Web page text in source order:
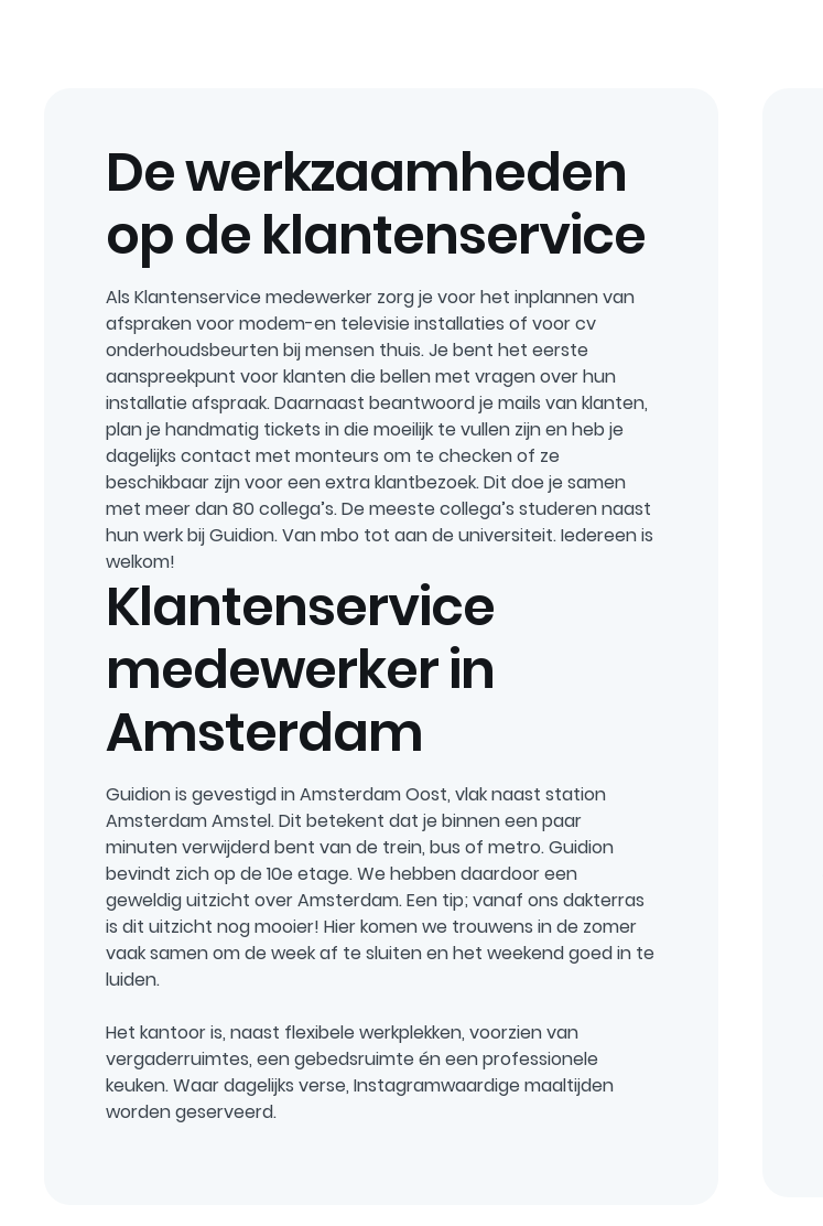
De werkzaamheden
op de klantenservice
Als Klantenservice medewerker zorg je voor het inplannen van
afspraken voor modem-en televisie installaties of voor cv
onderhoudsbeurten bij mensen thuis. Je bent het eerste
aanspreekpunt voor klanten die bellen met vragen over hun
installatie afspraak. Daarnaast beantwoord je mails van klanten,
plan je handmatig tickets in die moeilijk te vullen zijn en heb je
dagelijks contact met monteurs om te checken of ze
beschikbaar zijn voor een extra klantbezoek. Dit doe je samen
met meer dan 80 collega’s. De meeste collega’s studeren naast
hun werk bij Guidion. Van mbo tot aan de universiteit. Iedereen is
welkom!
Klantenservice
medewerker in
Amsterdam
Guidion is gevestigd in Amsterdam Oost, vlak naast station
Amsterdam Amstel. Dit betekent dat je binnen een paar
minuten verwijderd bent van de trein, bus of metro. Guidion
bevindt zich op de 10e etage. We hebben daardoor een
geweldig uitzicht over Amsterdam. Een tip; vanaf ons dakterras
is dit uitzicht nog mooier! Hier komen we trouwens in de zomer
vaak samen om de week af te sluiten en het weekend goed in te
luiden.
Het kantoor is, naast flexibele werkplekken, voorzien van
vergaderruimtes, een gebedsruimte én een professionele
keuken. Waar dagelijks verse, Instagramwaardige maaltijden
worden geserveerd.